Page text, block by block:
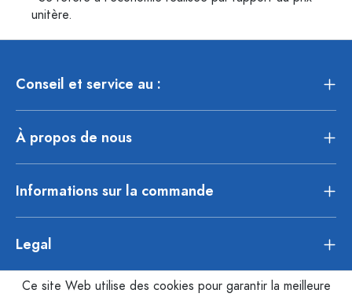
unitère.
Conseil et service au :
À propos de nous
Informations sur la commande
Legal
Ce site Web utilise des cookies pour garantir la meilleure